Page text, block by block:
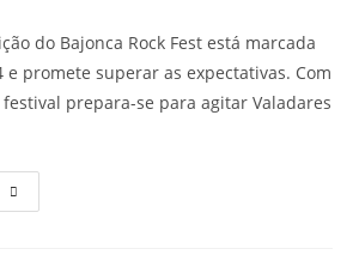
do Bajonca Rock Fest está marcada
e promete superar as expectativas. Com
prepara-se para agitar Valadares